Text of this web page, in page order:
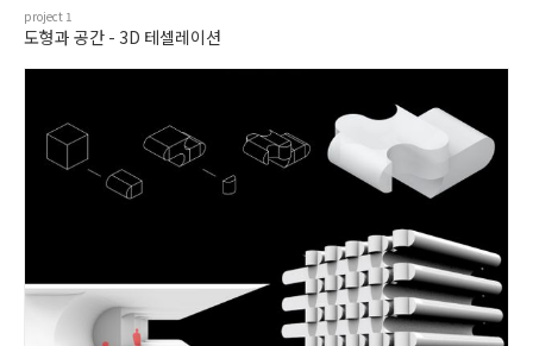
project 1
도형과 공간 - 3D 테셀레이션